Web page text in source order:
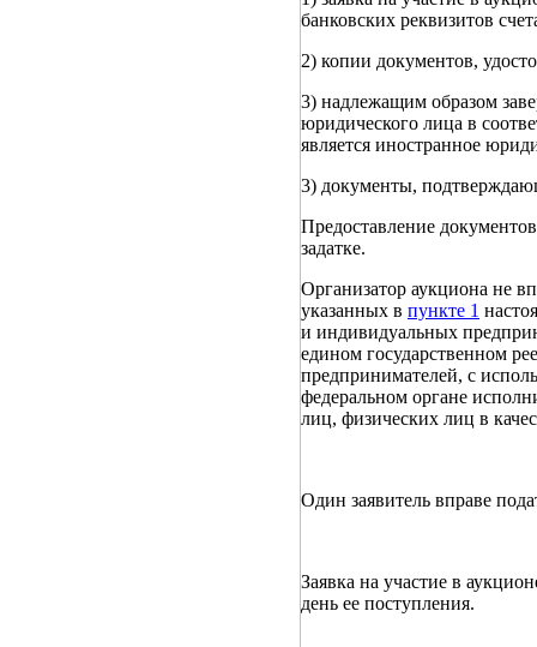
банковских реквизитов
2) копии документов,
3) надлежащим образом
юридического лица в
является иностранное
3) документы,
Предоставление
задатке.
Организатор аукциона не
указанных в пункте 1
и индивидуальных
едином государственном
предпринимателей, с
федеральном органе
лиц, физических лиц в
Один заявитель вправе
Заявка на участие в
день ее поступления.